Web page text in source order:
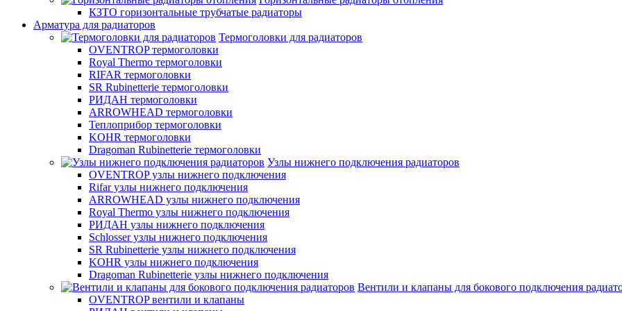
КЗТО горизонтальные трубчатые радиаторы
Арматура для радиаторов
Термоголовки для радиаторов
OVENTROP термоголовки
Royal Thermo термоголовки
RIFAR термоголовки
SR Rubinetterie термоголовки
РИДАН термоголовки
ARROWHEAD термоголовки
Теплоприбор термоголовки
KOHR термоголовки
Dragoman Rubinetterie термоголовки
Узлы нижнего подключения радиаторов
OVENTROP узлы нижнего подключения
Rifar узлы нижнего подключения
ARROWHEAD узлы нижнего подключения
Royal Thermo узлы нижнего подключения
РИДАН узлы нижнего подключения
Schlosser узлы нижнего подключения
SR Rubinetterie узлы нижнего подключения
KOHR узлы нижнего подключения
Dragoman Rubinetterie узлы нижнего подключения
Вентили и клапаны для бокового подключения
OVENTROP вентили и клапаны